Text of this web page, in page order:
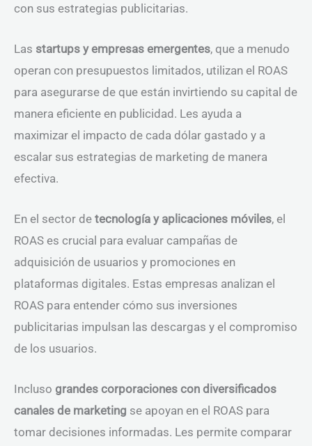
con sus estrategias publicitarias.
Las startups y empresas emergentes, que a menudo
operan con presupuestos limitados, utilizan el ROAS
para asegurarse de que están invirtiendo su capital de
manera eficiente en publicidad. Les ayuda a
maximizar el impacto de cada dólar gastado y a
escalar sus estrategias de marketing de manera
efectiva.
En el sector de tecnología y aplicaciones móviles, el
ROAS es crucial para evaluar campañas de
adquisición de usuarios y promociones en
plataformas digitales. Estas empresas analizan el
ROAS para entender cómo sus inversiones
publicitarias impulsan las descargas y el compromiso
de los usuarios.
Incluso grandes corporaciones con diversificados
canales de marketing se apoyan en el ROAS para
tomar decisiones informadas. Les permite comparar